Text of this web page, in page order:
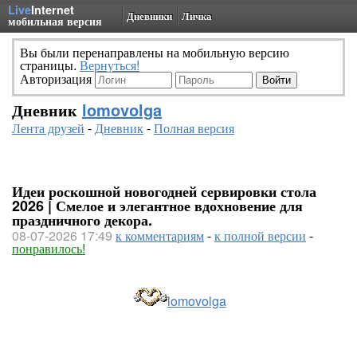
LiveInternet
мобильная версия Дневники Личка
Вы были перенаправлены на мобильную версию
страницы. Вернуться!
Авторизация
Дневник lomovolga
Лента друзей -Дневник-Полная версия
Идеи роскошной новогодней сервировки стола
2026 | Смелое и элегантное вдохновение для
праздничного декора.
08-07-2026 17:49 к комментариям-к полной версии -
понравилось!
lomovolga